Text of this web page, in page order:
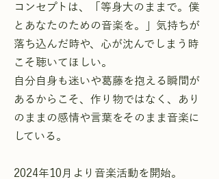
コンセプトは、「等身大のままで。僕
とあなたのための音楽を。」気持ちが
落ち込んだ時や、心が沈んでしまう時
こそ聴いてほしい。
自分自身も迷いや葛藤を抱える瞬間が
あるからこそ、作り物ではなく、あり
のままの感情や言葉をそのまま音楽に
している。
2024年10月より音楽活動を開始。